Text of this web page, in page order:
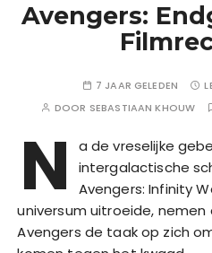
Avengers:
7 JAAR GELEDEN
DOOR SEBASTIAAN KHOUW
N
a de vreselijke
intergalactische
Avengers: Infinity
universum uitroeide,
Avengers de taak op zich